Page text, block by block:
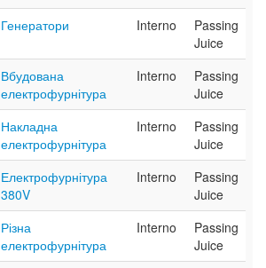
Генератори Interno
Passing
Juice
Вбудована
електрофурнітура
Interno
Passing
Juice
Накладна
електрофурнітура
Interno
Passing
Juice
Електрофурнітура
380V
Interno
Passing
Juice
Різна
електрофурнітура
Interno
Passing
Juice